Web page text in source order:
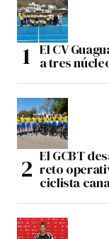
El CV
a tres
El GCBT
reto
ciclista